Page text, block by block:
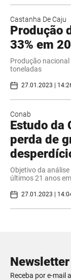
Castanha De Caju
Produção
33% em
Produção
toneladas
27.01.2023 |
Conab
Estudo da
perda de
Objetivo da
últimos 21 anos
27.01.2023 |
Receba por e-mail